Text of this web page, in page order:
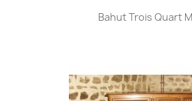
Bahut Trois Quart